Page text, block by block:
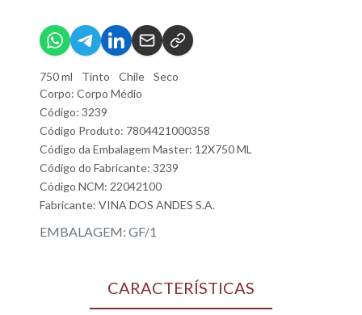
750 ml Tinto Chile
Seco
Corpo: Corpo Médio
Código: 3239
Código Produto: 7804421000358
Código da Embalagem Master: 12X750 ML
Código do Fabricante: 3239
Código NCM: 22042100
Fabricante: VINA DOS ANDES S.A.
EMBALAGEM: GF/1
CARACTERÍSTICAS